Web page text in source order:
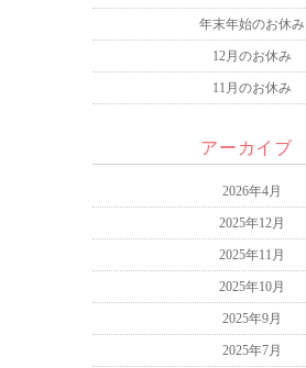
年末年始のお休み
12月のお休み
11月のお休み
アーカイブ
2026年4月
2025年12月
2025年11月
2025年10月
2025年9月
2025年7月